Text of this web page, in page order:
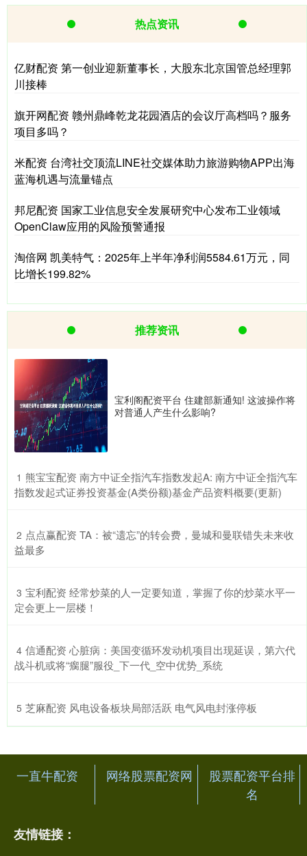
热点资讯
亿财配资 第一创业迎新董事长，大股东北京国管总经理郭
川接棒
旗开网配资 赣州鼎峰乾龙花园酒店的会议厅高档吗？服务
项目多吗？
米配资 台湾社交顶流LINE社交媒体助力旅游购物APP出海
蓝海机遇与流量锚点
邦尼配资 国家工业信息安全发展研究中心发布工业领域
OpenClaw应用的风险预警通报
淘倍网 凯美特气：2025年上半年净利润5584.61万元，同
比增长199.82%
推荐资讯
宝利阁配资平台 住建部新通知! 这波操作将
对普通人产生什么影响?
1 ​熊宝宝配资 南方中证全指汽车指数发起A: 南方中证全指汽车
指数发起式证券投资基金(A类份额)基金产品资料概要(更新)
2 ​点点赢配资 TA：被“遗忘”的转会费，曼城和曼联错失未来收
益最多
3 ​宝利配资 经常炒菜的人一定要知道，掌握了你的炒菜水平一
定会更上一层楼！
4 ​信通配资 心脏病：美国变循环发动机项目出现延误，第六代
战斗机或将“瘸腿”服役_下一代_空中优势_系统
5 ​芝麻配资 风电设备板块局部活跃 电气风电封涨停板
一直牛配资 网络股票配资网
股票配资平台排
名
友情链接：